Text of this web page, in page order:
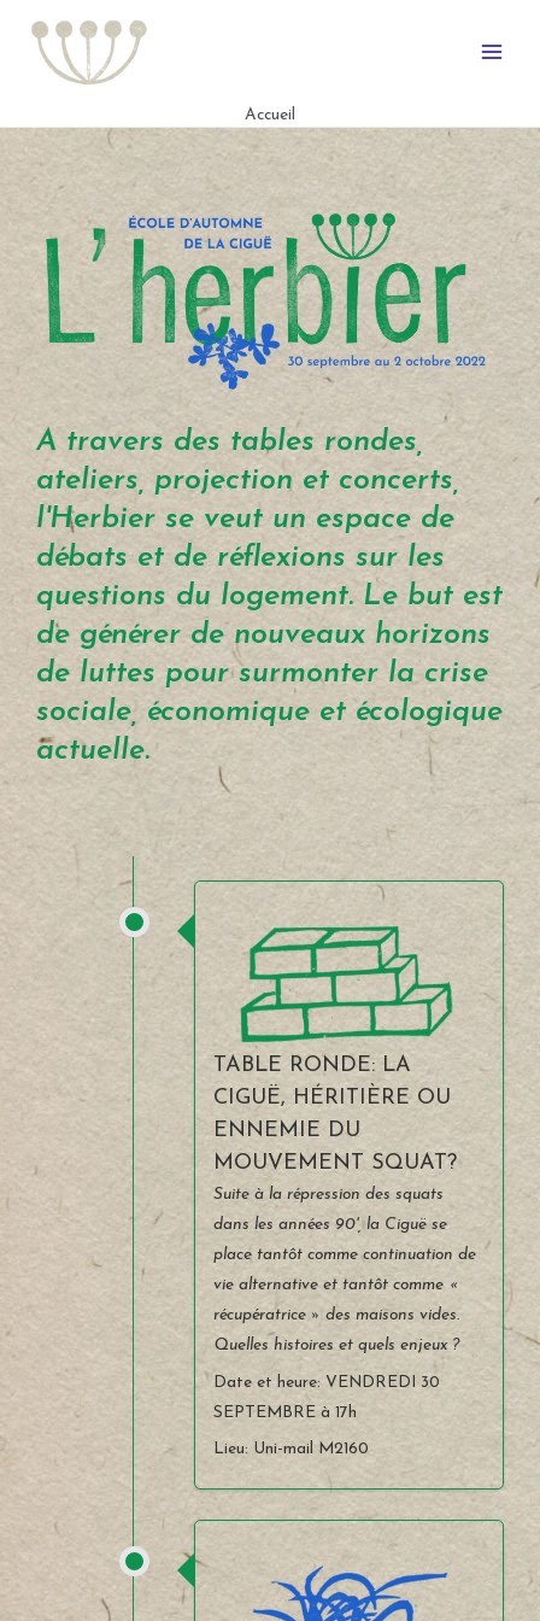
Accueil
A travers des tables rondes,
ateliers, projection et concerts,
l'Herbier se veut un espace de
débats et de réflexions sur les
questions du logement. Le but est
de générer de nouveaux horizons
de luttes pour surmonter la crise
sociale, économique et écologique
actuelle.
TABLE RONDE: LA
CIGUË, HÉRITIÈRE OU
ENNEMIE DU
MOUVEMENT SQUAT?
Suite à la répression des squats
dans les années 90', la Ciguë se
place tantôt comme continuation de
vie alternative et tantôt comme «
récupératrice » des maisons vides.
Quelles histoires et quels enjeux ?
Les prêts personnels en Californie
offrent une large gamme de
solutions adaptées aux besoins
financiers variés des résidents, que
ce soit pour la rénovation
domiciliaire, la consolidation de
dettes ou les urgences imprévues.
Les montants disponibles oscillent
Date et heure: VENDREDI 30
SEPTEMBRE à 17h
Lieu: Uni-mail M2160